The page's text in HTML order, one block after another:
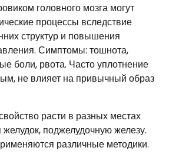
головного мозга могут
процессы вследствие
структур и повышения
Симптомы: тошнота,
боли, рвота. Часто уплотнение
не влияет на привычный образ
расти в разных местах
поджелудочную железу.
различные методики.